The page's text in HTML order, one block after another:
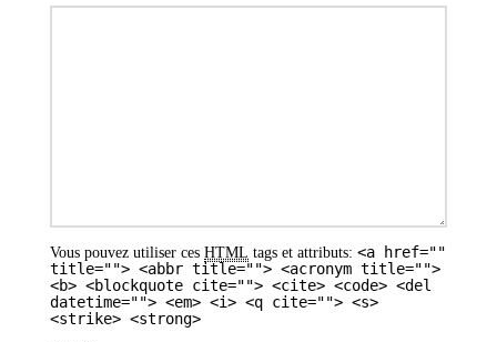
Vous pouvez utiliser ces HTML tags et attributs: <a href=""
title=""> <abbr title=""> <acronym title="">
<b> <blockquote cite=""> <cite> <code> <del
datetime=""> <em> <i> <q cite=""> <s>
<strike> <strong>